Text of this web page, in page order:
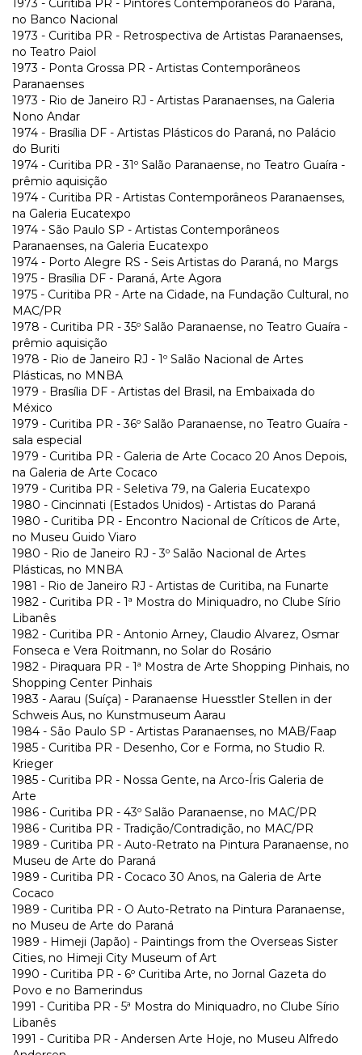
1973 - Curitiba PR - Pintores Contemporâneos do Paraná,
no Banco Nacional
1973 - Curitiba PR - Retrospectiva de Artistas Paranaenses,
no Teatro Paiol
1973 - Ponta Grossa PR - Artistas Contemporâneos
Paranaenses
1973 - Rio de Janeiro RJ - Artistas Paranaenses, na Galeria
Nono Andar
1974 - Brasília DF - Artistas Plásticos do Paraná, no Palácio
do Buriti
1974 - Curitiba PR - 31º Salão Paranaense, no Teatro Guaíra -
prêmio aquisição
1974 - Curitiba PR - Artistas Contemporâneos Paranaenses,
na Galeria Eucatexpo
1974 - São Paulo SP - Artistas Contemporâneos
Paranaenses, na Galeria Eucatexpo
1974 - Porto Alegre RS - Seis Artistas do Paraná, no Margs
1975 - Brasília DF - Paraná, Arte Agora
1975 - Curitiba PR - Arte na Cidade, na Fundação Cultural, no
MAC/PR
1978 - Curitiba PR - 35º Salão Paranaense, no Teatro Guaíra -
prêmio aquisição
1978 - Rio de Janeiro RJ - 1º Salão Nacional de Artes
Plásticas, no MNBA
1979 - Brasília DF - Artistas del Brasil, na Embaixada do
México
1979 - Curitiba PR - 36º Salão Paranaense, no Teatro Guaíra -
sala especial
1979 - Curitiba PR - Galeria de Arte Cocaco 20 Anos Depois,
na Galeria de Arte Cocaco
1979 - Curitiba PR - Seletiva 79, na Galeria Eucatexpo
1980 - Cincinnati (Estados Unidos) - Artistas do Paraná
1980 - Curitiba PR - Encontro Nacional de Críticos de Arte,
no Museu Guido Viaro
1980 - Rio de Janeiro RJ - 3º Salão Nacional de Artes
Plásticas, no MNBA
1981 - Rio de Janeiro RJ - Artistas de Curitiba, na Funarte
1982 - Curitiba PR - 1ª Mostra do Miniquadro, no Clube Sírio
Libanês
1982 - Curitiba PR - Antonio Arney, Claudio Alvarez, Osmar
Fonseca e Vera Roitmann, no Solar do Rosário
1982 - Piraquara PR - 1ª Mostra de Arte Shopping Pinhais, no
Shopping Center Pinhais
1983 - Aarau (Suíça) - Paranaense Huesstler Stellen in der
Schweis Aus, no Kunstmuseum Aarau
1984 - São Paulo SP - Artistas Paranaenses, no MAB/Faap
1985 - Curitiba PR - Desenho, Cor e Forma, no Studio R.
Krieger
1985 - Curitiba PR - Nossa Gente, na Arco-Íris Galeria de
Arte
1986 - Curitiba PR - 43º Salão Paranaense, no MAC/PR
1986 - Curitiba PR - Tradição/Contradição, no MAC/PR
1989 - Curitiba PR - Auto-Retrato na Pintura Paranaense, no
Museu de Arte do Paraná
1989 - Curitiba PR - Cocaco 30 Anos, na Galeria de Arte
Cocaco
1989 - Curitiba PR - O Auto-Retrato na Pintura Paranaense,
no Museu de Arte do Paraná
1989 - Himeji (Japão) - Paintings from the Overseas Sister
Cities, no Himeji City Museum of Art
1990 - Curitiba PR - 6º Curitiba Arte, no Jornal Gazeta do
Povo e no Bamerindus
1991 - Curitiba PR - 5ª Mostra do Miniquadro, no Clube Sírio
Libanês
1991 - Curitiba PR - Andersen Arte Hoje, no Museu Alfredo